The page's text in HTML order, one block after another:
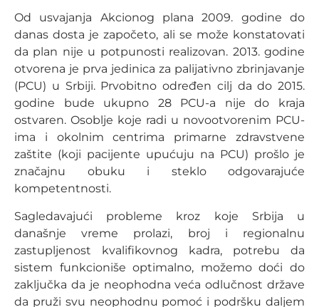
Od usvajanja Akcionog plana 2009. godine do
danas dosta je započeto, ali se može konstatovati
da plan nije u potpunosti realizovan. 2013. godine
otvorena je prva jedinica za palijativno zbrinjavanje
(PCU) u Srbiji. Prvobitno određen cilj da do 2015.
godine bude ukupno 28 PCU-a nije do kraja
ostvaren. Osoblje koje radi u novootvorenim PCU-
ima i okolnim centrima primarne zdravstvene
zaštite (koji pacijente upućuju na PCU) prošlo je
značajnu obuku i steklo odgovarajuće
kompetentnosti.
Sagledavajući probleme kroz koje Srbija u
današnje vreme prolazi, broj i regionalnu
zastupljenost kvalifikovnog kadra, potrebu da
sistem funkcioniše optimalno, možemo doći do
zaključka da je neophodna veća odlučnost države
da pruži svu neophodnu pomoć i podršku daljem